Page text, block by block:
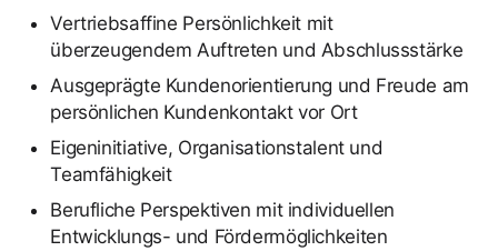
Vertriebsaffine Persönlichkeit mit
überzeugendem Auftreten und Abschlussstärke
Ausgeprägte Kundenorientierung und Freude am
persönlichen Kundenkontakt vor Ort
Eigeninitiative, Organisationstalent und
Teamfähigkeit
Berufliche Perspektiven mit individuellen
Entwicklungs- und Fördermöglichkeiten